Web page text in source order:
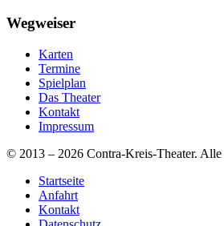
Wegweiser
Karten
Termine
Spielplan
Das Theater
Kontakt
Impressum
© 2013 – 2026 Contra-Kreis-Theater. Alle
Startseite
Anfahrt
Kontakt